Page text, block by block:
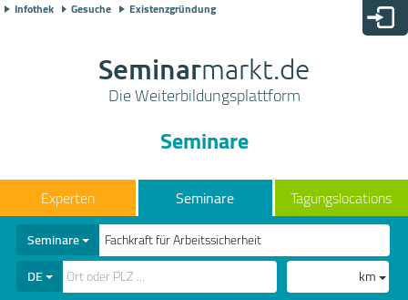
Infothek Gesuche Existenzgründung
Seminarmarkt.de
Die Weiterbildungsplattform
Seminare
Seminare Tagungslocations
Seminare
DE
km